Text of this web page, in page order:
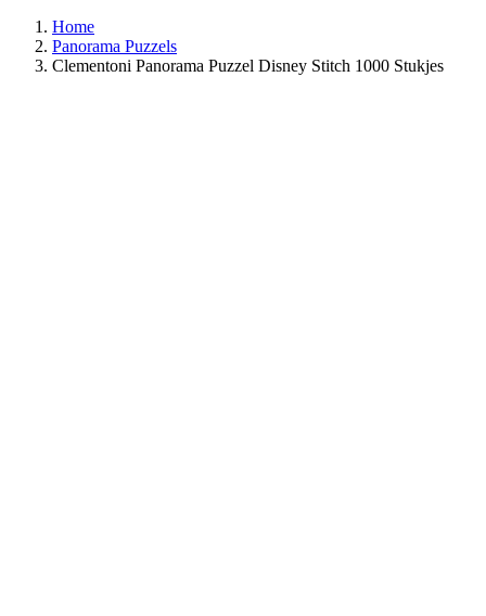
Home
Panorama Puzzels
Clementoni Panorama Puzzel Disney Stitch 1000 Stukjes